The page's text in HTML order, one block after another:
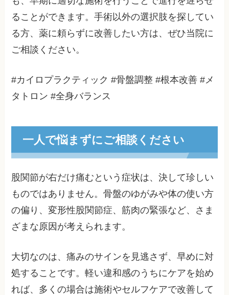
ることができます。手術以外の選択肢を探してい
る方、薬に頼らずに改善したい方は、ぜひ当院に
ご相談ください。
#カイロプラクティック #骨盤調整 #根本改善 #メ
タトロン #全身バランス
一人で悩まずにご相談ください
股関節が右だけ痛むという症状は、決して珍しい
ものではありません。骨盤のゆがみや体の使い方
の偏り、変形性股関節症、筋肉の緊張など、さま
ざまな原因が考えられます。
大切なのは、痛みのサインを見逃さず、早めに対
処することです。軽い違和感のうちにケアを始め
れば、多くの場合は施術やセルフケアで改善して